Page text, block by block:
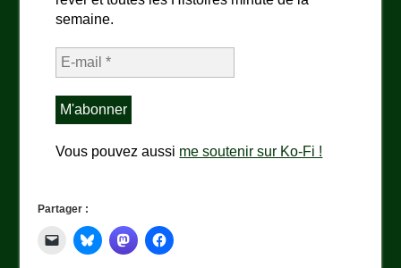
semaine.
Vous pouvez aussi me soutenir sur Ko-Fi !
Partager :